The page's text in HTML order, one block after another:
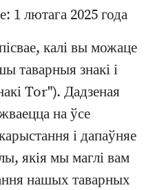
1 лютага 2025 года
калі вы можаце
таварныя знакі і
Tor"). Дадзеная
на ўсе
і дапаўняе
якія мы маглі вам
нашых таварных